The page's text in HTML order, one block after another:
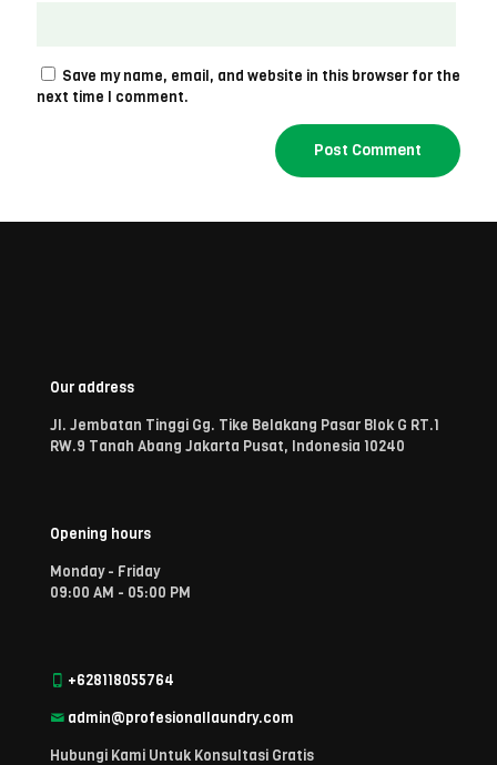
Save my name, email, and website in this browser for the
next time I comment.
Our address
Jl. Jembatan Tinggi Gg. Tike Belakang Pasar Blok G RT.1
RW.9 Tanah Abang Jakarta Pusat, Indonesia 10240
Opening hours
Monday - Friday
09:00 AM - 05:00 PM
+628118055764
admin@profesionallaundry.com
Hubungi Kami Untuk Konsultasi Gratis